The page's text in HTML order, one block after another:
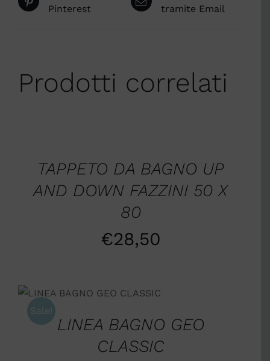
Pinterest
tramite Email
Prodotti correlati
TAPPETO DA BAGNO UP
AND DOWN FAZZINI 50 X
80
€28,50
Sale!
SCEGLI
/
DETTAGLI
LINEA BAGNO GEO
CLASSIC